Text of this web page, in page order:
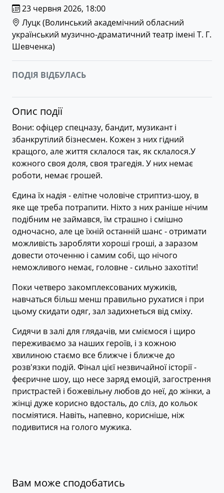
23 червня 2026, 18:00
Луцк (Волинський академічний обласний
український музично-драматичний театр імені Т. Г.
Шевченка)
ПОДІЯ ВІДБУЛАСЬ
Опис події
Вони: офіцер спецназу, бандит, музикант і
збанкрутілий бізнесмен. Кожен з них гідний
кращого, але життя склалося так, як склалося.У
кожного своя доля, своя трагедія. У них немає
роботи, немає грошей.
Єдина їх надія - елітне чоловіче стриптиз-шоу, в
яке ще треба потрапити. Ніхто з них раніше нічим
подібним не займався, їм страшно і смішно
одночасно, але це їхній останній шанс - отримати
можливість заробляти хороші гроші, а заразом
довести оточенню і самим собі, що нічого
неможливого немає, головне - сильно захотіти!
Поки четверо закомплексованих мужиків,
навчаться більш менш правильно рухатися і при
цьому скидати одяг, зал задихнеться від сміху.
Сидячи в залі для глядачів, ми сміємося і щиро
переживаємо за наших героїв, і з кожною
хвилиною стаємо все ближче і ближче до
розв'язки подій. Фінал цієї незвичайної історії -
феєричне шоу, що несе заряд емоцій, загострення
пристрастей і божевільну любов до неї, до жінки, а
жінці дуже корисно вдосталь, до сліз, до кольок
посміятися. Навіть, напевно, корисніше, ніж
подивитися на голого мужика.
Вам може сподобатись